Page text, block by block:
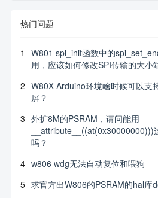
热门问题
1
W801 spi_init函数中的
用，应该如何修改SPI传输的大小
2 W80X Arduino环境啥时候可以支
屏？
3 外扩8M的PSRAM，请问能用
__attribute__((at(0x30000000)))
吗？
4 w806 wdg无法自动复位和喂狗
5 求官方出W806的PSRAM的hal库